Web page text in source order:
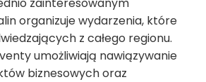
organizuje wydarzenia, które
z całego regionu.
umożliwiają nawiązywanie
biznesowych oraz